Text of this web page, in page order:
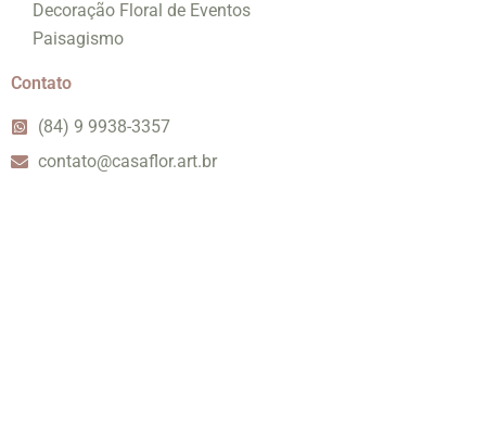
Decoração Floral de Eventos
Paisagismo
Contato
(84) 9 9938-3357
contato@casaflor.art.br